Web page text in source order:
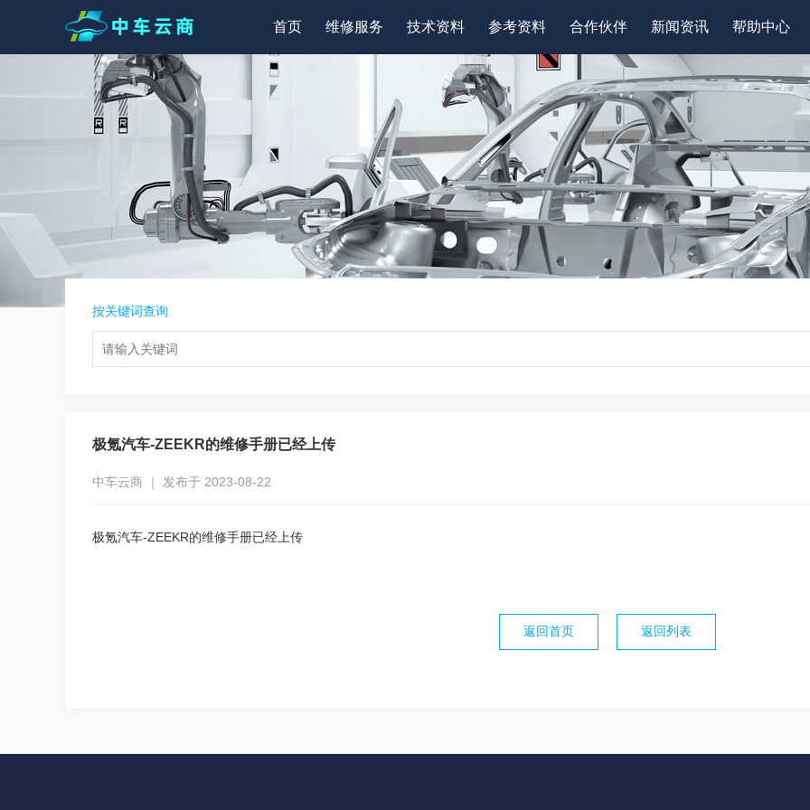
首页 维修服务 技术资料 参考资料 合作伙伴 新闻资讯 帮助中心
按关键词查询
极氪汽车-ZEEKR的维修手册已经上传
中车云商 ｜ 发布于 2023-08-22
极氪汽车-ZEEKR的维修手册已经上传
返回首页 返回列表